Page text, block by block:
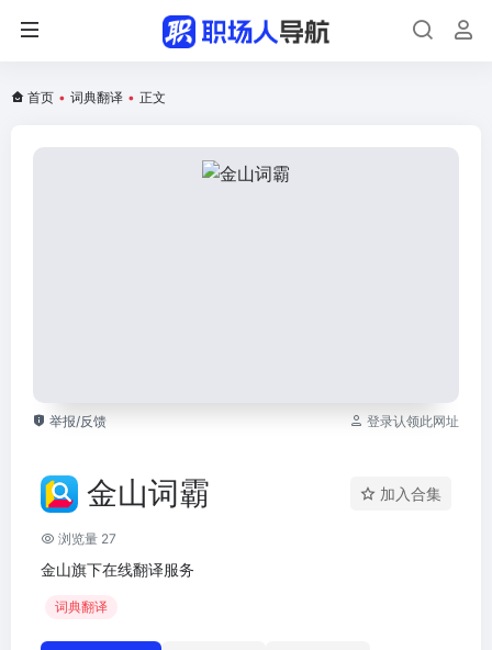
首页 • 词典翻译 • 正文
举报/反馈 登录认领此网址
金山词霸 加入合集
浏览量 27
金山旗下在线翻译服务
词典翻译